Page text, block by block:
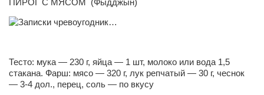
Орест Коваль
Тамара Кубракова
Вера Паненко
Семён Салатенко
ПИРОГ С МЯСОМ (Фыдджын)
Тесто: мука — 230 г, яйца — 1 шт, молоко или вода 1,5
стакана. Фарш: мясо — 320 г, лук репчатый — 30 г, чеснок
— 3-4 дол., перец, соль — по вкусу